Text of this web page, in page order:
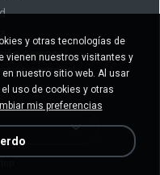
personal
personal
y otras tecnologías de
vienen nuestros visitantes y
nuestro sitio web. Al usar
uso de cookies y otras
mis preferencias